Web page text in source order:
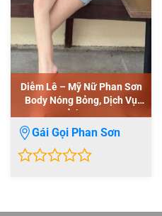
Diễm Lê – Mỹ Nữ Phan Sơn
Body Nóng Bỏng, Dịch Vụ
Đỉnh Cao
Gái Gọi Phan Sơn